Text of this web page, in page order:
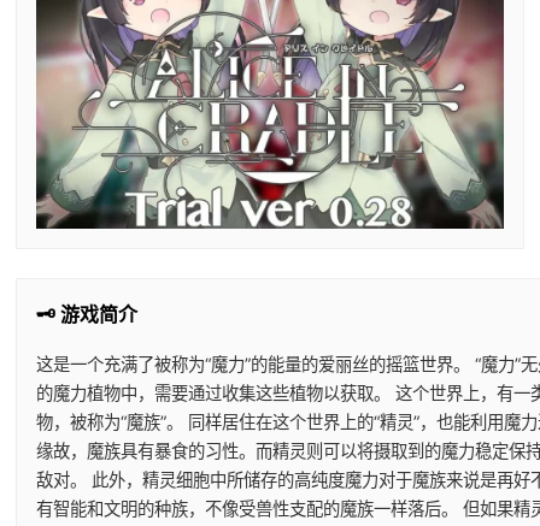
🗝️ 游戏简介
这是一个充满了被称为“魔力”的能量的爱丽丝的摇篮世界。 “魔力
的魔力植物中，需要通过收集这些植物以获取。 这个世界上，有
物，被称为“魔族”。 同样居住在这个世界上的“精灵”，也能利用
缘故，魔族具有暴食的习性。而精灵则可以将摄取到的魔力稳定
敌对。 此外，精灵细胞中所储存的高纯度魔力对于魔族来说是再
有智能和文明的种族，不像受兽性支配的魔族一样落后。 但如果